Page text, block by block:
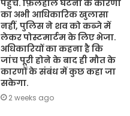
पहुंचे. फ़िलहाल घटना के कारणों
का अभी आधिकारिक खुलासा
नहीं, पुलिस ने शव को कब्जे में
लेकर पोस्टमार्टम के लिए भेजा.
अधिकारियों का कहना है कि
जांच पूरी होने के बाद ही मौत के
कारणों के संबंध में कुछ कहा जा
सकेगा.
2 weeks ago